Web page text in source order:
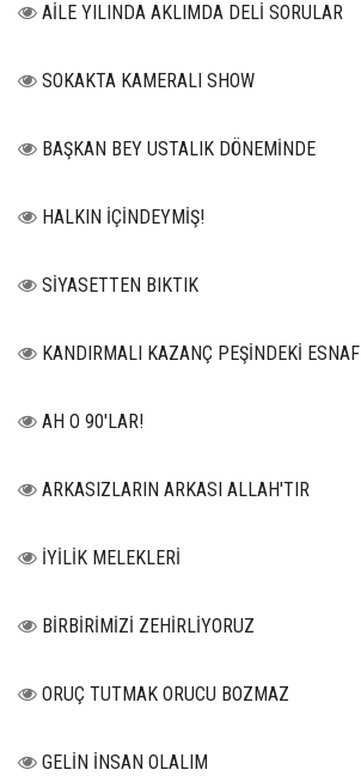
AİLE YILINDA AKLIMDA DELİ SORULAR
SOKAKTA KAMERALI SHOW
BAŞKAN BEY USTALIK DÖNEMİNDE
HALKIN İÇİNDEYMİŞ!
SİYASETTEN BIKTIK
KANDIRMALI KAZANÇ PEŞİNDEKİ ESNAF
AH O 90'LAR!
ARKASIZLARIN ARKASI ALLAH'TIR
İYİLİK MELEKLERİ
BİRBİRİMİZİ ZEHİRLİYORUZ
ORUÇ TUTMAK ORUCU BOZMAZ
GELİN İNSAN OLALIM